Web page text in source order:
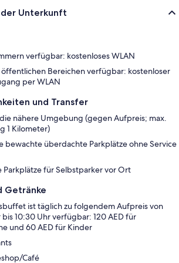
Unterkunft
verfügbar: kostenloses WLAN
Bereichen verfügbar: kostenloser
per WLAN
und Transfer
nähere Umgebung (gegen Aufpreis; max.
1 Kilometer)
bewachte überdachte Parkplätze ohne Service
Parkplätze für Selbstparker vor Ort
Getränke
ist täglich zu folgendem Aufpreis von
10:30 Uhr verfügbar: 120 AED für
und 60 AED für Kinder
Café